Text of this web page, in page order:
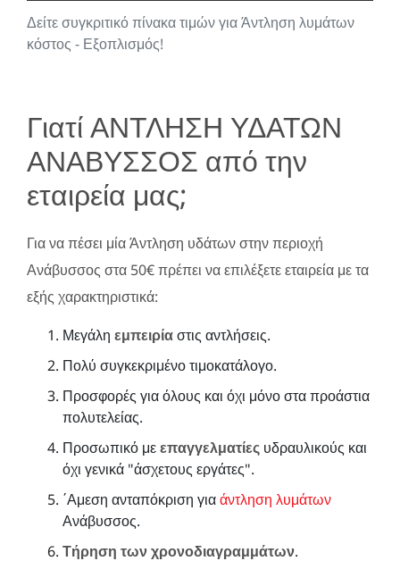
Δείτε συγκριτικό πίνακα τιμών για Άντληση λυμάτων
κόστος - Εξοπλισμός!
Γιατί ΑΝΤΛΗΣΗ ΥΔΑΤΩΝ
ΑΝΑΒΥΣΣΟΣ από την
εταιρεία μας;
Για να πέσει μία Άντληση υδάτων στην περιοχή
Ανάβυσσος στα 50€ πρέπει να επιλέξετε εταιρεία με τα
εξής χαρακτηριστικά:
Μεγάλη εμπειρίαστις αντλήσεις.
Πολύ συγκεκριμένο τιμοκατάλογο.
Προσφορές για όλους και όχι μόνο στα προάστια
πολυτελείας.
Προσωπικό μεεπαγγελματίες υδραυλικούς και
όχι γενικά "άσχετους εργάτες".
΄Αμεση ανταπόκριση γιαάντληση λυμάτων
Ανάβυσσος.
Τήρηση των χρονοδιαγραμμάτων.